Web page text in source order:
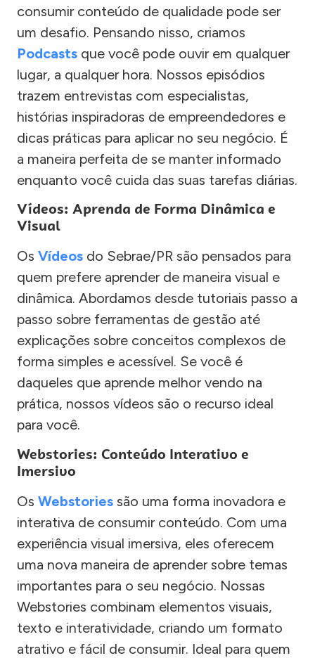
consumir conteúdo de qualidade pode ser
um desafio. Pensando nisso, criamos
Podcasts que você pode ouvir em qualquer
lugar, a qualquer hora. Nossos episódios
trazem entrevistas com especialistas,
histórias inspiradoras de empreendedores e
dicas práticas para aplicar no seu negócio. É
a maneira perfeita de se manter informado
enquanto você cuida das suas tarefas diárias.
Vídeos: Aprenda de Forma Dinâmica e
Visual
Os Vídeos do Sebrae/PR são pensados para
quem prefere aprender de maneira visual e
dinâmica. Abordamos desde tutoriais passo a
passo sobre ferramentas de gestão até
explicações sobre conceitos complexos de
forma simples e acessível. Se você é
daqueles que aprende melhor vendo na
prática, nossos vídeos são o recurso ideal
para você.
Webstories: Conteúdo Interativo e
Imersivo
Os Webstories são uma forma inovadora e
interativa de consumir conteúdo. Com uma
experiência visual imersiva, eles oferecem
uma nova maneira de aprender sobre temas
importantes para o seu negócio. Nossas
Webstories combinam elementos visuais,
texto e interatividade, criando um formato
atrativo e fácil de consumir. Ideal para quem